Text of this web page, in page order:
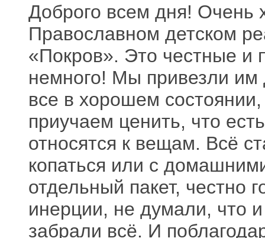
Доброго всем дня! Очень
Православном детском
«Покров». Это честные и
немного! Мы привезли
все в хорошем
приучаем ценить, что
относятся к вещам. Всё
копаться или с
отдельный пакет, честно
инерции, не думали, что
забрали всё. И